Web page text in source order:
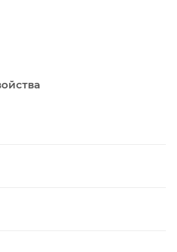
29-е колёса, покрышки
тормоза от
вилка с ходом 110 мм и
на техничных участках
приложение
После блокировки
не сможет включить